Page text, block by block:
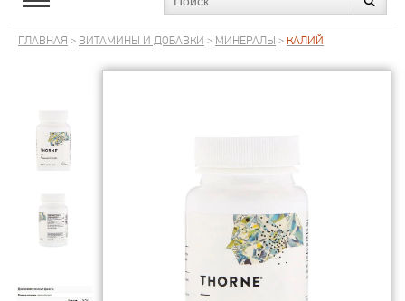
ГЛАВНАЯ > ВИТАМИНЫ И ДОБАВКИ > МИНЕРАЛЫ > КАЛИЙ